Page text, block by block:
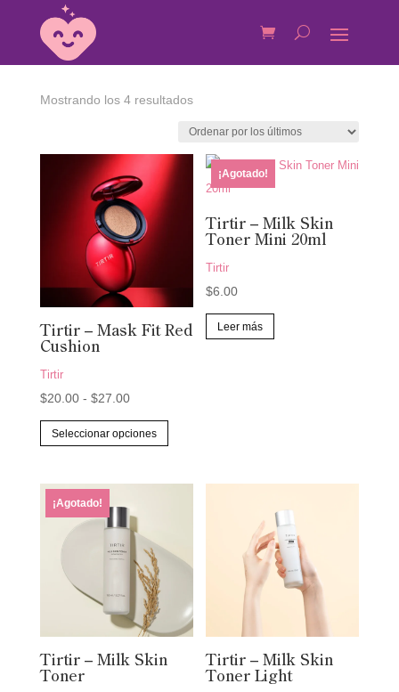
Mostrando los 4 resultadosOrdenado
los
Tirtir – Mask Fit Red
Cushion
Tirtir
$20.00 - $27.00Rango
de
precios:
hasta
$27.00
Seleccionar opciones
Este
producto
opciones
pueden
elegir
¡Agotado!
Tirtir – Milk Skin
Toner Mini 20ml
Tirtir
$6.00
Leer más
¡Agotado!
Tirtir – Milk Skin
Toner
Tirtir – Milk Skin
Toner Light